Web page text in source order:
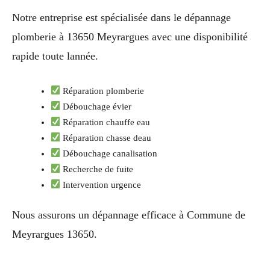
Notre entreprise est spécialisée dans le dépannage
plomberie à 13650 Meyrargues avec une disponibilité
rapide toute lannée.
Réparation plomberie
Débouchage évier
Réparation chauffe eau
Réparation chasse deau
Débouchage canalisation
Recherche de fuite
Intervention urgence
Nous assurons un dépannage efficace à Commune de
Meyrargues 13650.